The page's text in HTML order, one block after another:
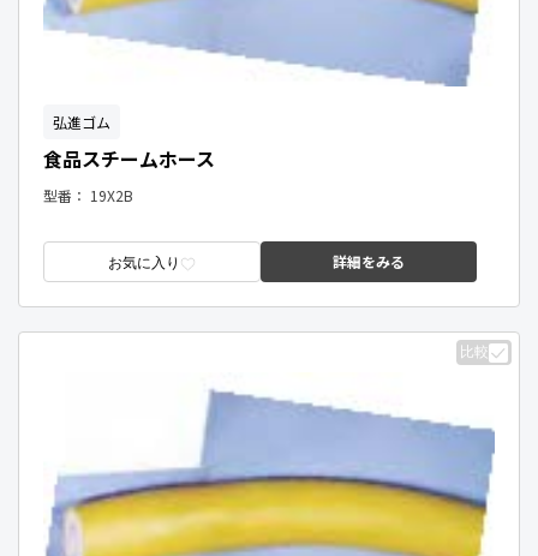
弘進ゴム
食品スチームホース
型番： 19X2B
お気に入り 詳細をみる
比較